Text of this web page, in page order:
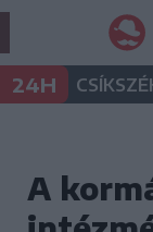
24H
A